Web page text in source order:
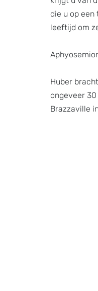
die u op
leeftijd om
Huber
ongeveer
Brazzaville